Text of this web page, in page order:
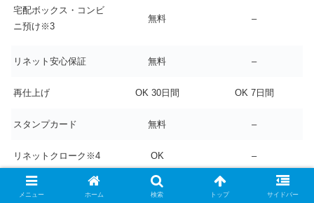
宅配ボックス・コンビ
ニ預け※3
無料 –
リネット安心保証 無料 –
再仕上げ OK 30日間 OK 7日間
スタンプカード 無料 –
リネットクローク※4 OK –
年会費プラン限定
メニュー ホーム 検索 トップ サイドバー